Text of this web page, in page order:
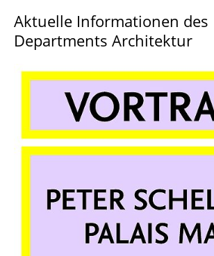
Aktuelle Informationen des
Departments Architektur